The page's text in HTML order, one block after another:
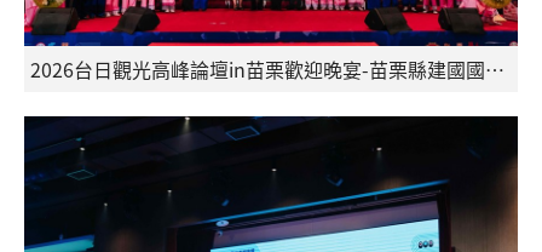
2026台日觀光高峰論壇in苗栗歡迎晚宴-苗栗縣建國國小合唱團帶來精彩表演